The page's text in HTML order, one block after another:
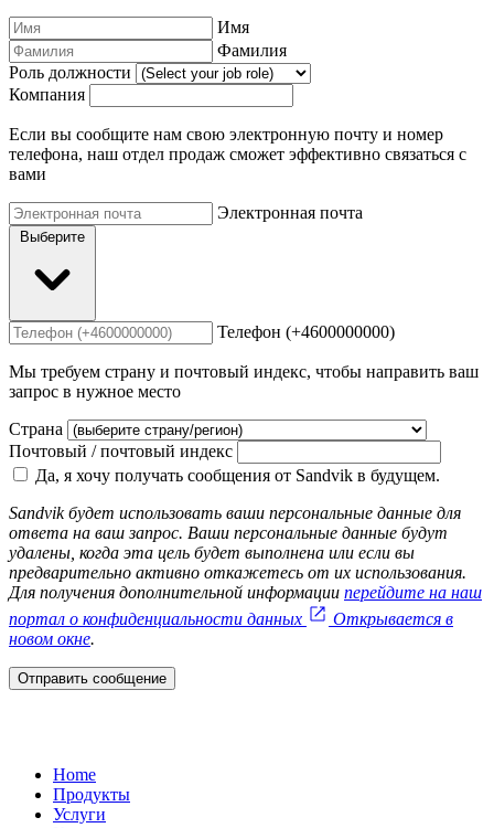
Имя
Фамилия
Роль должности
Компания
Если вы сообщите нам свою электронную почту и номер
телефона, наш отдел продаж сможет эффективно связаться с
вами
Электронная почта
Выберите
Телефон (+4600000000)
Мы требуем страну и почтовый индекс, чтобы направить ваш
запрос в нужное место
Страна
Почтовый / почтовый индекс
Да, я хочу получать сообщения от Sandvik в будущем.
Sandvik будет использовать ваши персональные данные для
ответа на ваш запрос. Ваши персональные данные будут
удалены, когда эта цель будет выполнена или если вы
предварительно активно откажетесь от их использования.
Для получения дополнительной информации перейдите на наш
портал о конфиденциальности данных
Открывается в
новом окне.
Отправить сообщение
Home
Продукты
Услуги